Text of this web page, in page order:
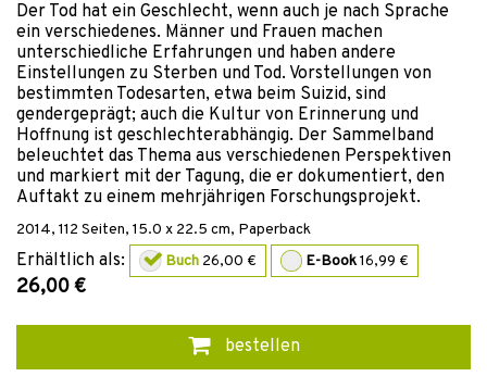
Der Tod hat ein Geschlecht, wenn auch je nach Sprache
ein verschiedenes. Männer und Frauen machen
unterschiedliche Erfahrungen und haben andere
Einstellungen zu Sterben und Tod. Vorstellungen von
bestimmten Todesarten, etwa beim Suizid, sind
gendergeprägt; auch die Kultur von Erinnerung und
Hoffnung ist geschlechterabhängig. Der Sammelband
beleuchtet das Thema aus verschiedenen Perspektiven
und markiert mit der Tagung, die er dokumentiert, den
Auftakt zu einem mehrjährigen Forschungsprojekt.
2014, 112 Seiten, 15.0 x 22.5 cm, Paperback
Erhältlich als: Buch 26,00 € E-Book16,99 €
26,00 €
bestellen